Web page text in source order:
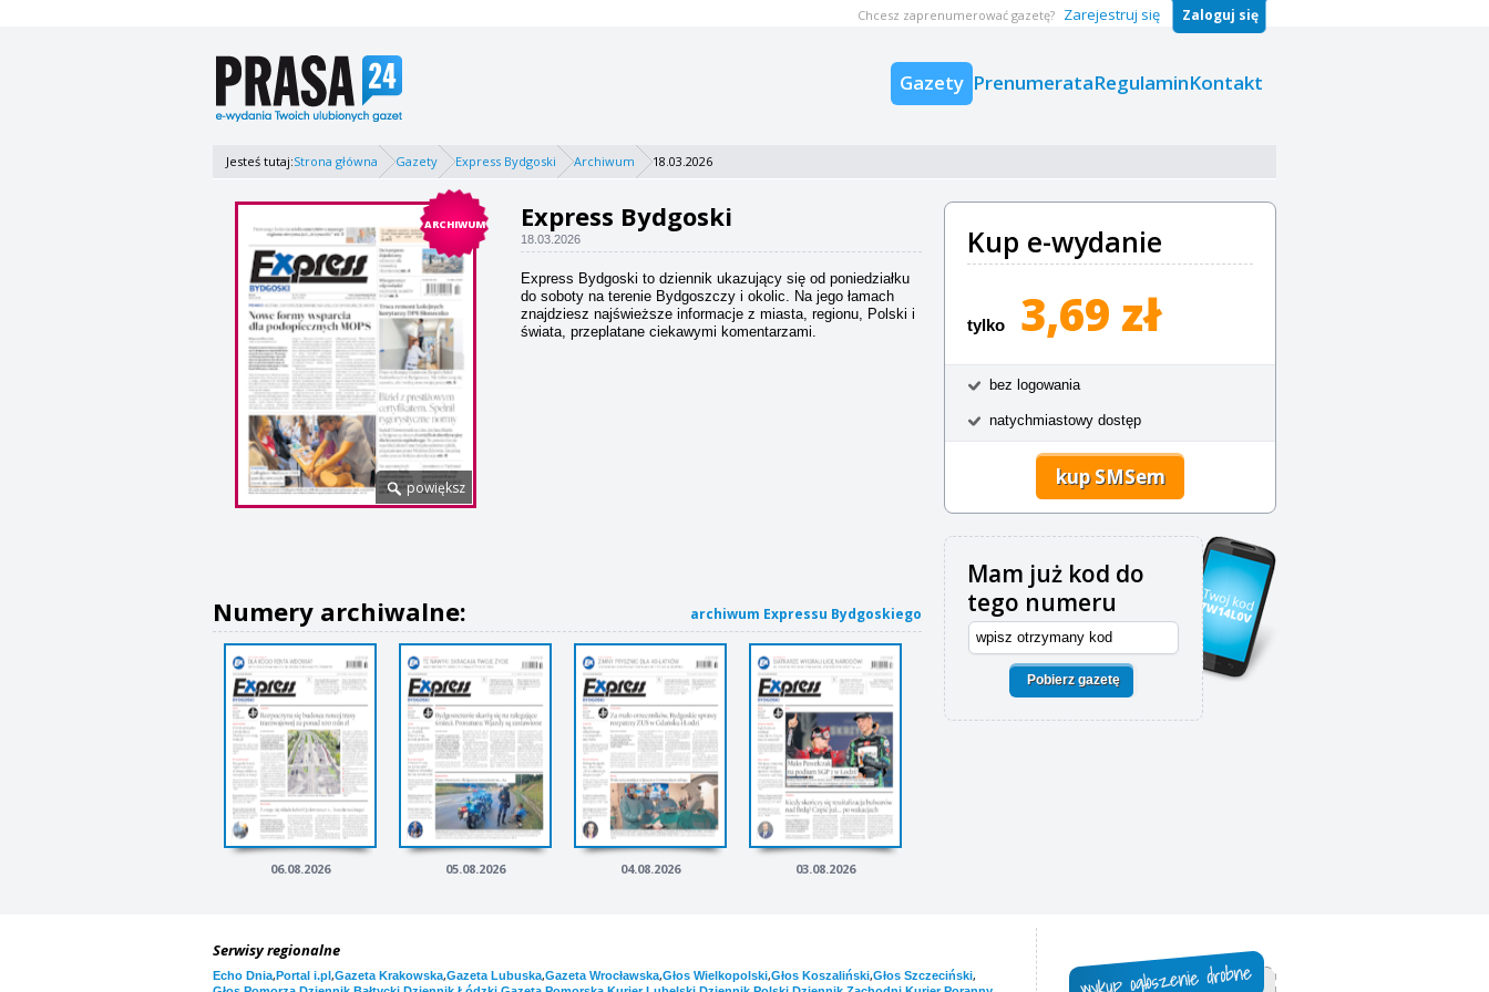
Gazety PrenumerataRegulaminKontakt
Chcesz zaprenumerować gazetę? Zarejestruj się Zaloguj się
Jesteś tutaj:Strona główna Gazety Express Bydgoski Archiwum 18.03.2026
ARCHIWUM
powiększ
Express Bydgoski
18.03.2026
Express Bydgoski to dziennik ukazujący się od poniedziałku
do soboty na terenie Bydgoszczy i okolic. Na jego łamach
znajdziesz najświeższe informacje z miasta, regionu, Polski i
świata, przeplatane ciekawymi komentarzami.
Kup e-wydanie
tylko 3,69 zł
bez logowania
natychmiastowy dostęp
kup SMSem
Mam już kod do
tego numeru
Pobierz gazetę
Numery archiwalne: archiwum Expressu Bydgoskiego
06.08.2026 05.08.2026 04.08.2026 03.08.2026
Serwisy regionalne
Echo Dnia,Portal i.pl,Gazeta Krakowska,Gazeta Lubuska,Gazeta Wrocławska,Głos Wielkopolski,Głos Koszaliński,Głos Szczeciński,